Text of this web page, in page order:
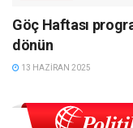
Göç Haftası
dönün
13 HAZIRAN 2025